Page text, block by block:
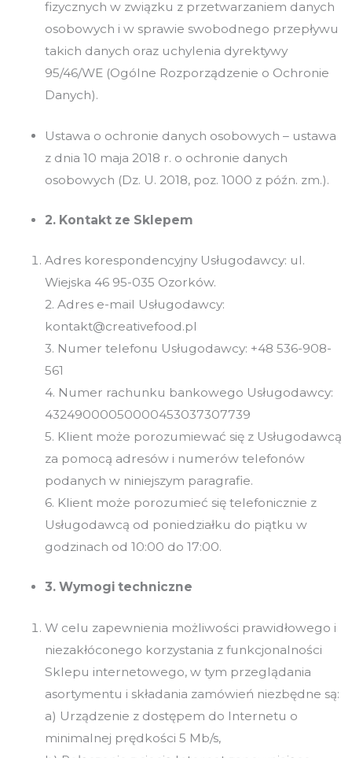
fizycznych w związku z przetwarzaniem danych
osobowych i w sprawie swobodnego przepływu
takich danych oraz uchylenia dyrektywy
95/46/WE (Ogólne Rozporządzenie o Ochronie
Danych).
Ustawa o ochronie danych osobowych – ustawa
z dnia 10 maja 2018 r. o ochronie danych
osobowych (Dz. U. 2018, poz. 1000 z późn. zm.).
2. Kontakt ze Sklepem
Adres korespondencyjny Usługodawcy: ul.
Wiejska 46 95-035 Ozorków.
2. Adres e-mail Usługodawcy:
kontakt@creativefood.pl
3. Numer telefonu Usługodawcy: +48 536-908-
561
4. Numer rachunku bankowego Usługodawcy:
43249000050000453037307739
5. Klient może porozumiewać się z Usługodawcą
za pomocą adresów i numerów telefonów
podanych w niniejszym paragrafie.
6. Klient może porozumieć się telefonicznie z
Usługodawcą od poniedziałku do piątku w
godzinach od 10:00 do 17:00.
3. Wymogi techniczne
W celu zapewnienia możliwości prawidłowego i
niezakłóconego korzystania z funkcjonalności
Sklepu internetowego, w tym przeglądania
asortymentu i składania zamówień niezbędne są:
a) Urządzenie z dostępem do Internetu o
minimalnej prędkości 5 Mb/s,